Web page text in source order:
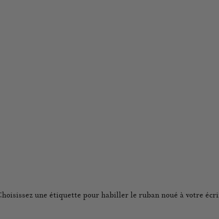
une étiquette pour habiller le ruban noué à votre